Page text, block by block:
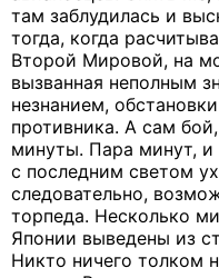
там заблудилась и
тогда, когда
Второй Мировой, на
вызванная неполным
незнанием,
противника. А сам
минуты. Пара минут,
с последним светом
следовательно,
торпеда. Несколько
Японии выведены из
Никто ничего толком